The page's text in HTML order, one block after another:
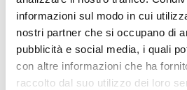
informazioni sul modo in cui
nostri partner che si occupano di
pubblicità e social media, i quali
con altre informazioni che ha
raccolto dal suo utilizzo dei loro
retardant)
ALA LARIO –